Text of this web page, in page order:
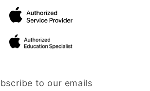
to our emails